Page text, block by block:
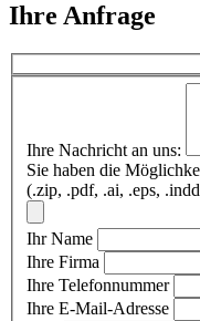
Ihre Anfrage
Ihre Nachricht an uns:
Sie haben die
(.zip, .pdf, .ai, .eps,
Ihr Name
Ihre Firma
Ihre Telefonnummer
Ihre E-Mail-Adresse